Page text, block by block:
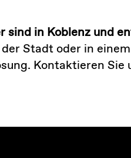
sind in Koblenz und
der Stadt oder in
Kontaktieren Sie